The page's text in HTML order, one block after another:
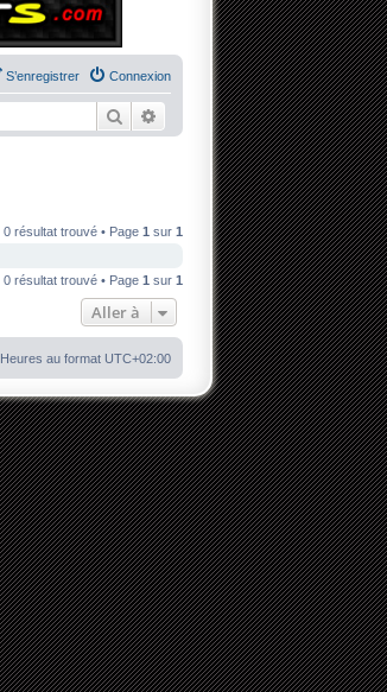
Connexion
S’enregistrer
RechercherRecherche avancée
0 résultat trouvé • Page 1 sur 1
0 résultat trouvé • Page 1 sur 1
Aller à
Heures au format UTC+02:00